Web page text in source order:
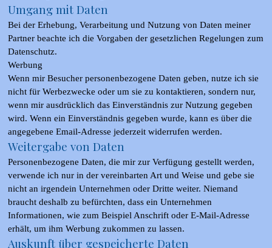
Umgang mit Daten
Bei der Erhebung, Verarbeitung und Nutzung von Daten meiner
Partner beachte ich die Vorgaben der gesetzlichen Regelungen zum
Datenschutz.
Werbung
Wenn mir Besucher personenbezogene Daten geben, nutze ich sie
nicht für Werbezwecke oder um sie zu kontaktieren, sondern nur,
wenn mir ausdrücklich das Einverständnis zur Nutzung gegeben
wird. Wenn ein Einverständnis gegeben wurde, kann es über die
angegebene Email-Adresse jederzeit widerrufen werden.
Weitergabe von Daten
Personenbezogene Daten, die mir zur Verfügung gestellt werden,
verwende ich nur in der vereinbarten Art und Weise und gebe sie
nicht an irgendein Unternehmen oder Dritte weiter. Niemand
braucht deshalb zu befürchten, dass ein Unternehmen
Informationen, wie zum Beispiel Anschrift oder E-Mail-Adresse
erhält, um ihm Werbung zukommen zu lassen.
Auskunft über gespeicherte Daten